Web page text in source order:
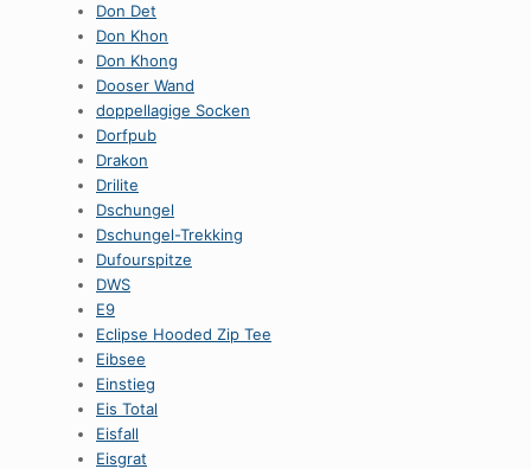
Don Det
Don Khon
Don Khong
Dooser Wand
doppellagige Socken
Dorfpub
Drakon
Drilite
Dschungel
Dschungel-Trekking
Dufourspitze
DWS
E9
Eclipse Hooded Zip Tee
Eibsee
Einstieg
Eis Total
Eisfall
Eisgrat